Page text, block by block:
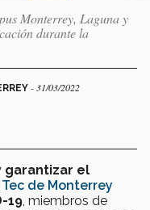
Monterrey, Laguna y
durante la
- 31/03/2022
garantizar el
Tec de Monterrey
19 , miembros de